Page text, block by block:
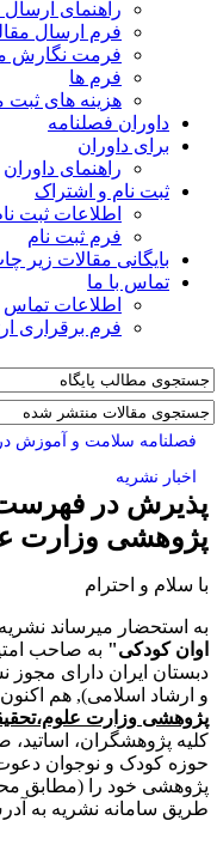
راهنمای ارسال
فرم ارسال مقاله
فرمت نگارش
فرم ها
هزینه های ثبت
داوران فصلنامه
برای داوران
راهنمای داوران
ثبت نام و اشتراک
اطلاعات ثبت نام
فرم ثبت نام
بایگانی مقالات زیر چاپ
تماس با ما
اطلاعات تماس
فرم برقراری
فصلنامه سلامت و آموزش در
اخبار نشریه
در فهرست
وزارت
سلام و احترام
استحضار می͏رساند
کودکی"به صاحب
ارشاد اسلامی), هم
وزارت
پژوهشگران، اساتید،
کودک و نوجوان دعوت
خود را (مطابق
سامانه نشریه به